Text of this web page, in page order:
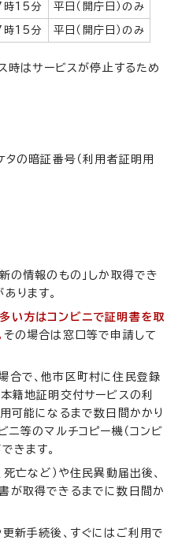
15分 平日（開庁日）のみ
15分 平日（開庁日）のみ
時はサービスが停止するため
タの暗証番号（利用者証明用
の情報のもの」しか取得でき
ります。
い方はコンビニで証明書を取
その場合は窓口等で申請して
合で、他市区町村に住民登録
籍地証明交付サービスの利
可能になるまで数日間かかり
ニ等のマルチコピー機（コンビ
きます。
死亡など）や住民異動届出後、
が取得できるまでに数日間か
新手続後、すぐにはご利用で